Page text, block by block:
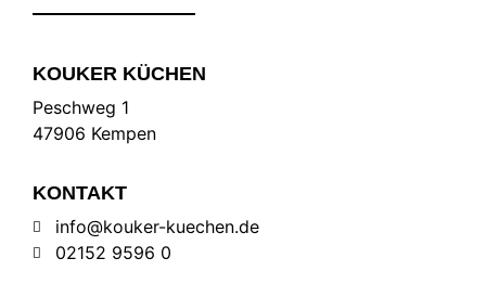
KOUKER KÜCHEN
Peschweg 1
47906 Kempen
KONTAKT
info@kouker-kuechen.de
02152 9596 0